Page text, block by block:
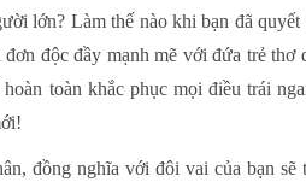
lớn? Làm thế nào khi bạn đã
đơn độc đầy mạnh mẽ với đứa trẻ
toàn khắc phục mọi điều trái
đồng nghĩa với đôi vai của bạn